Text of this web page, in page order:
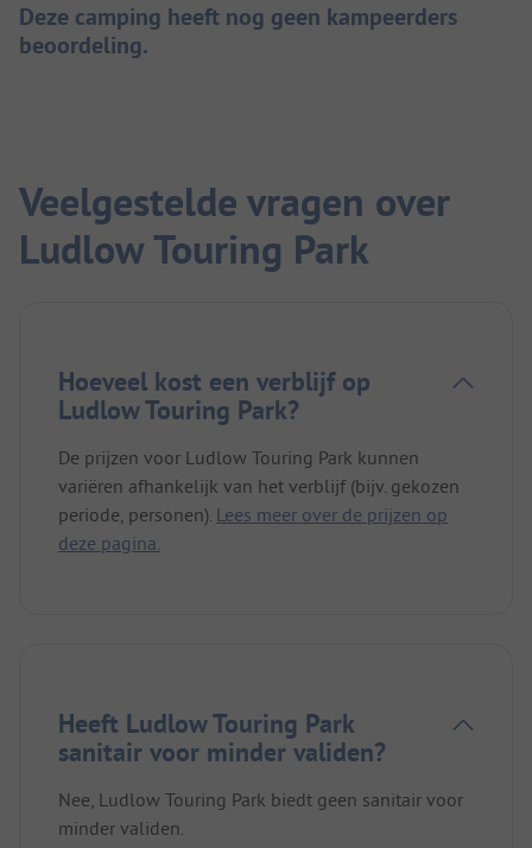
Deze camping heeft nog geen kampeerders
beoordeling.
Veelgestelde vragen over
Ludlow Touring Park
Hoeveel kost een verblijf op
Ludlow Touring Park?
De prijzen voor Ludlow Touring Park kunnen
variëren afhankelijk van het verblijf (bijv. gekozen
periode, personen). Lees meer over de prijzen op
deze pagina.
Heeft Ludlow Touring Park
sanitair voor minder validen?
Nee, Ludlow Touring Park biedt geen sanitair voor
minder validen.